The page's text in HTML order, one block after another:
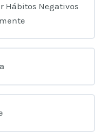
Hábitos Negativos